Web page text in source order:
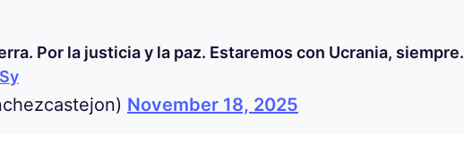
Por la justicia y la paz. Estaremos con Ucrania, siempre.
November 18, 2025